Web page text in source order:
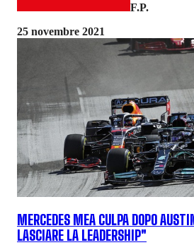
F.P.
25 novembre 2021
MERCEDES MEA CULPA DOPO
LASCIARE LA LEADERSHIP"